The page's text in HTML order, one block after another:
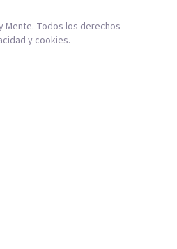
Mente. Todos los derechos
y cookies.